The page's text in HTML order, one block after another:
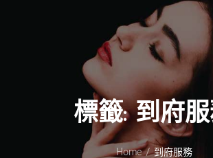
標籤:到府
Home 到府服務